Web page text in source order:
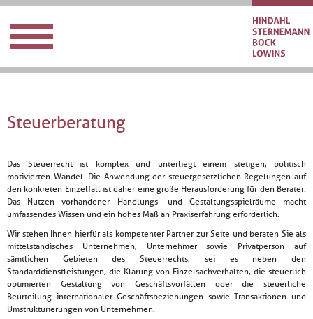
Steuerberatung
Das Steuerrecht ist komplex und unterliegt einem stetigen, politisch
motivierten Wandel. Die Anwendung der steuergesetzlichen Regelungen auf
den konkreten Einzelfall ist daher eine große Herausforderung für den Berater.
Das Nutzen vorhandener Handlungs- und Gestaltungsspielräume macht
umfassendes Wissen und ein hohes Maß an Praxiserfahrung erforderlich.
Wir stehen Ihnen hierfür als kompetenter Partner zur Seite und beraten Sie als
mittelständisches Unternehmen, Unternehmer sowie Privatperson auf
sämtlichen Gebieten des Steuerrechts, sei es neben den
Standarddienstleistungen, die Klärung von Einzelsachverhalten, die steuerlich
optimierten Gestaltung von Geschäftsvorfällen oder die steuerliche
Beurteilung internationaler Geschäftsbeziehungen sowie Transaktionen und
Umstrukturierungen von Unternehmen.